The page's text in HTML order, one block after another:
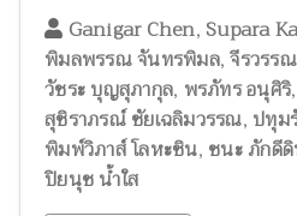
Ganigar Chen, Supara
พิมลพรรณ จันทรพิมล,จีรวรร
วัชระ บุญสุภากุล, พรภัทร อนุศิริ,
สุชิราภรณ์ ชัยเฉลิมวรรณ, ปทุม
พิมพ์วิภาส์ โลหะชิน, ชนะ ภักดี
ปิยนุช น้ำใส